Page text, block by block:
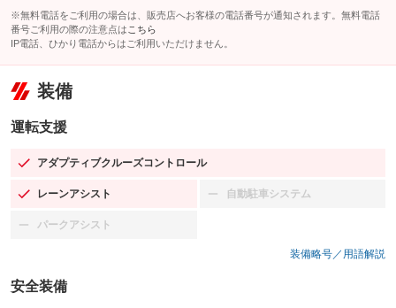
※無料電話をご利用の場合は、販売店へお客様の電話番号が通知されます。無料電話
番号ご利用の際の注意点は こちら
IP電話、ひかり電話からはご利用いただけません。
装備
運転支援
アダプティブクルーズコントロール
：装備あり
レーンアシスト
：装備あり 自動駐車システム
：装備なし
パークアシスト
：装備なし
装備略号／用語解説
安全装備